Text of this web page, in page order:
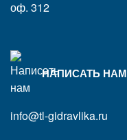
оф. 312
НАПИСАТЬ НАМ
info@tl-gidravlika.ru